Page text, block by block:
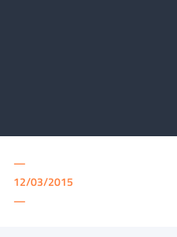
—
12/03/2015
—